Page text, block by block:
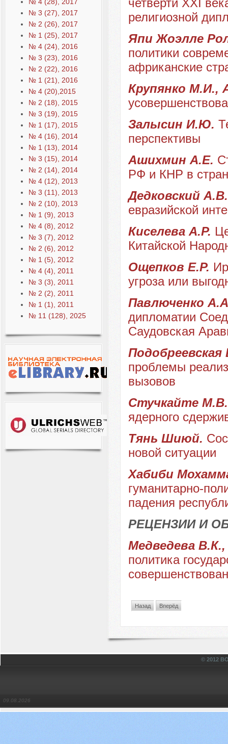
№ 3 (27), 2017
№ 2 (26), 2017
№ 1 (25), 2017
№ 4 (24), 2016
№ 3 (23), 2016
№ 2 (22), 2016
№ 1 (21), 2016
№ 4 (20),2015
№ 2 (18), 2015
№ 3 (19), 2015
№ 1 (17), 2015
№ 4 (16), 2014
№ 1 (13), 2014
№ 3 (15), 2014
№ 2 (14), 2014
№ 4 (12), 2013
№ 3 (11), 2013
№ 2 (10), 2013
№ 1 (9), 2013
№ 4 (8), 2012
№ 3 (7), 2012
№ 2 (6), 2012
№ 1 (5), 2012
№ 4 (4), 2011
№ 3 (3), 2011
№ 2 (2), 2011
№ 1 (1), 2011
№ 11 (128), 2025
четверти XXI
религиозной
Япи Жоэлле
политики
африканские
Крупянко М.И.,
Залысин И.Ю.
перспективы
Ашихмин А.Е.
РФ и КНР в
Дедковский
евразийской
Киселева А.Р.
Китайской
Ощепков Е.Р.
угроза или
Павлюченко
дипломатии
Саудовская
проблемы
вызовов
Стучкайте
ядерного
Тянь Шиюй.
новой ситуации
Хабиби
гуманитарно-
падения
РЕЦЕНЗИИ И
Медведева
политика
Назад Вперёд
© 2012
09.08.2026